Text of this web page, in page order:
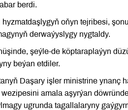
berdi.
oňyn tejribesi,
derwaýyslygy nygtaldy.
şeýle-de köptaraplaýyn
beýan etdiler.
Daşary işler ministrine ynanç
amala aşyrýan
ugrunda tagallalaryny